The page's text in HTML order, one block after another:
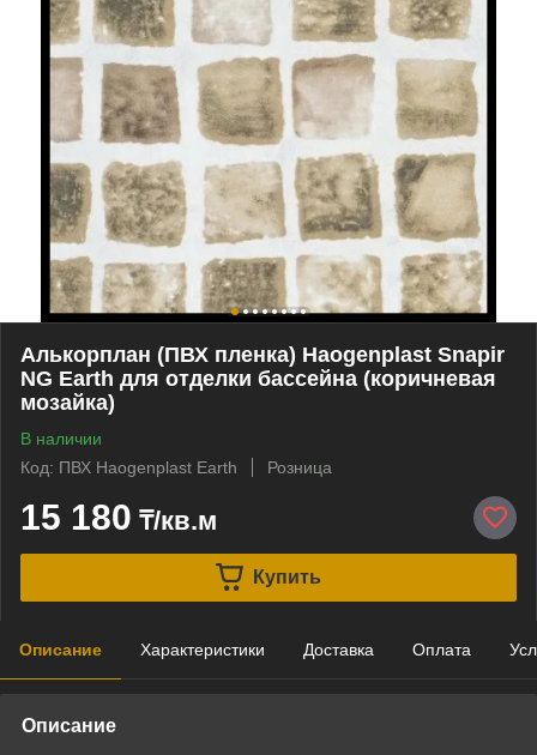
Алькорплан (ПВХ пленка) Haogenplast Snapir
NG Earth для отделки бассейна (коричневая
мозайка)
В наличии
Код: ПВХ Haogenplast Earth
Розница
15 180 ₸/кв.м
Купить
Описание Характеристики Доставка Оплата
Описание